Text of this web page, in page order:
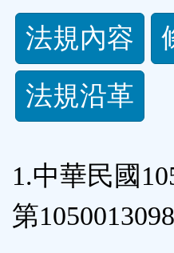
法
規
功
按
鈕
法規內容
法規沿革
1.中華民國
第